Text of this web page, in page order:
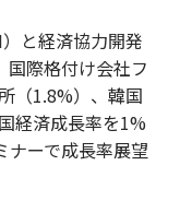
と経済協力開発
国際格付け会社フ
（1.8%）、韓国
経済成長率を1%
ナーで成長率展望